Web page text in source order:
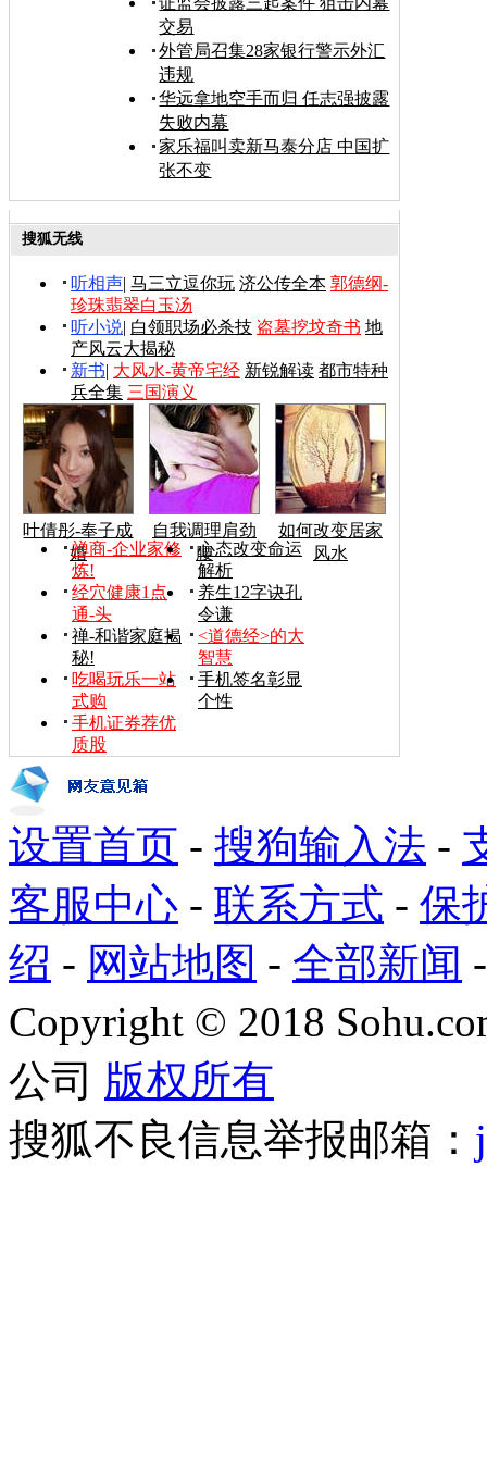
交易
外管局召集28家银行警示外汇
违规
华远拿地空手而归 任志强披露
失败内幕
家乐福叫卖新马泰分店 中国扩
张不变
搜狐无线
听相声| 马三立逗你玩 济公传全本 郭德纲-
珍珠翡翠白玉汤
听小说| 白领职场必杀技 盗墓挖坟奇书 地
产风云大揭秘
新书| 大风水-黄帝宅经 新锐解读 都市特种
兵全集 三国演义
叶倩彤-奉子成
婚
自我调理肩劲
腰
如何改变居家
风水
禅商-企业家修
炼!
心态改变命运
解析
经穴健康1点
通-头
养生12字诀孔
令谦
禅-和谐家庭揭
秘!
<道德经>的大
智慧
吃喝玩乐一站
式购
手机签名彰显
个性
手机证券荐优
质股
设置首页 - 搜狗输入法 -
客服中心 - 联系方式 - 保
绍 - 网站地图 - 全部新闻
Copyright © 2018
公司 版权所有
搜狐不良信息举报邮箱：